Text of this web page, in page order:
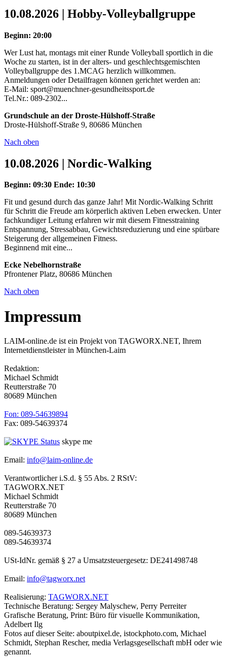
10.08.2026 | Hobby-Volleyballgruppe
Beginn: 20:00
Wer Lust hat, montags mit einer Runde Volleyball sportlich in die
Woche zu starten, ist in der alters- und geschlechtsgemischten
Volleyballgruppe des 1.MCAG herzlich willkommen.
Anmeldungen oder Detailfragen können gerichtet werden an:
E-Mail: sport@muenchner-gesundheitssport.de
Tel.Nr.: 089-2302...
Grundschule an der Droste-Hülshoff-Straße
Droste-Hülshoff-Straße 9, 80686 München
Nach oben
10.08.2026 | Nordic-Walking
Beginn: 09:30 Ende: 10:30
Fit und gesund durch das ganze Jahr! Mit Nordic-Walking Schritt
für Schritt die Freude am körperlich aktiven Leben erwecken. Unter
fachkundiger Leitung erfahren wir mit diesem Fitnesstraining
Entspannung, Stressabbau, Gewichtsreduzierung und eine spürbare
Steigerung der allgemeinen Fitness.
Beginnend mit eine...
Ecke Nebelhornstraße
Pfrontener Platz, 80686 München
Nach oben
Impressum
LAIM-online.de ist ein Projekt von TAGWORX.NET, Ihrem
Internetdienstleister in München-Laim
Redaktion:
Michael Schmidt
Reutterstraße 70
80689 München
Fon: 089-54639894
Fax: 089-54639374
skype me
Email: info@laim-online.de
Verantwortlicher i.S.d. § 55 Abs. 2 RStV:
TAGWORX.NET
Michael Schmidt
Reutterstraße 70
80689 München
089-54639373
089-54639374
USt-IdNr. gemäß § 27 a Umsatzsteuergesetz: DE241498748
Email: info@tagworx.net
Realisierung: TAGWORX.NET
Technische Beratung: Sergey Malyschew, Perry Perreiter
Grafische Beratung, Print: Büro für visuelle Kommunikation,
Adelbert Ilg
Fotos auf dieser Seite: aboutpixel.de, istockphoto.com, Michael
Schmidt, Stephan Rescher, media Verlagsgesellschaft mbH oder wie
genannt.